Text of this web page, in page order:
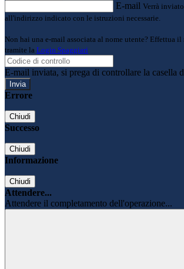
E-mail Verrà
all'indirizzo indicato con le istruzioni necessarie.
Non hai una e-mail associata al nome utente? Effettua il
tramite la Login Spaggiari
E-mail inviata, si prega di controllare la casella
Errore
Chiudi
Successo
Chiudi
Informazione
Chiudi
Attendere...
Attendere il completamento dell'operazione...